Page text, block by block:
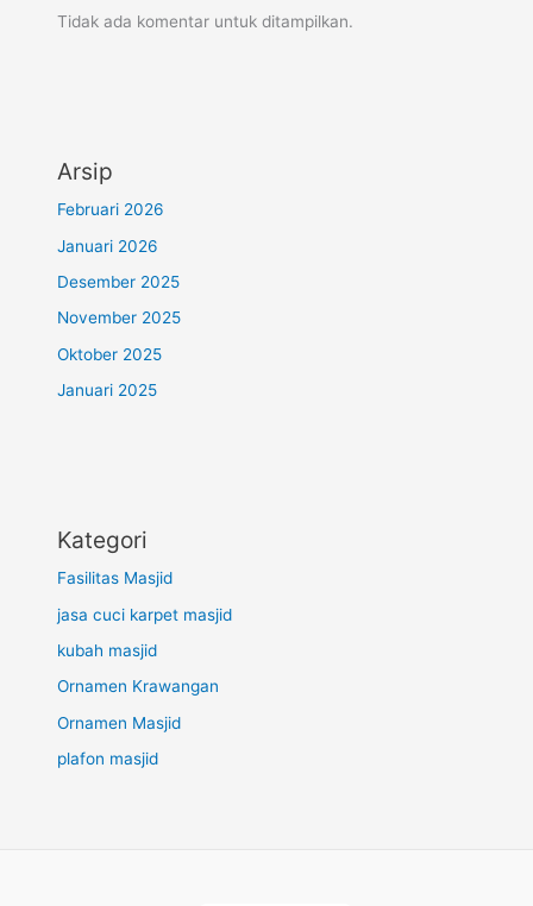
Tidak ada komentar untuk ditampilkan.
Arsip
Februari 2026
Januari 2026
Desember 2025
November 2025
Oktober 2025
Januari 2025
Kategori
Fasilitas Masjid
jasa cuci karpet masjid
kubah masjid
Ornamen Krawangan
Ornamen Masjid
plafon masjid